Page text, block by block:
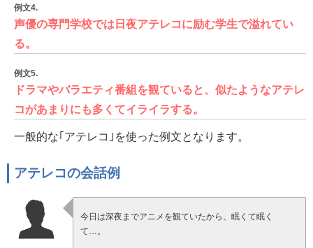
例文4.
声優の専門学校では日夜アテレコに励む学生で溢れてい
る。
例文5.
ドラマやバラエティ番組を観ていると、似たようなアテレ
コがあまりにも多くてイライラする。
一般的な｢アテレコ｣を使った例文となります。
アテレコの会話例
今日は深夜までアニメを観ていたから、眠くて眠く
て…。